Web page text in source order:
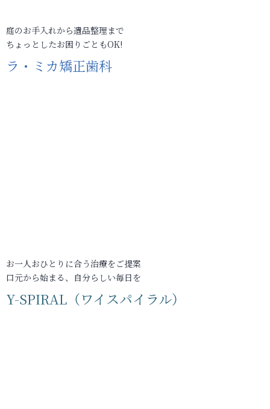
庭のお手入れから遺品整理まで
ちょっとしたお困りごともOK!
ラ・ミカ矯正歯科
お一人おひとりに合う治療をご提案
口元から始まる、自分らしい毎日を
Y-SPIRAL（ワイスパイラル）